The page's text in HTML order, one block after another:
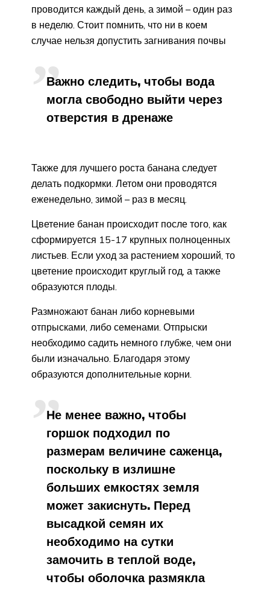
проводится каждый день, а зимой – один раз
в неделю. Стоит помнить, что ни в коем
случае нельзя допустить загнивания почвы
Важно следить, чтобы вода
могла свободно выйти через
отверстия в дренаже
Также для лучшего роста банана следует
делать подкормки. Летом они проводятся
еженедельно, зимой – раз в месяц.
Цветение банан происходит после того, как
сформируется 15-17 крупных полноценных
листьев. Если уход за растением хороший, то
цветение происходит круглый год, а также
образуются плоды.
Размножают банан либо корневыми
отпрысками, либо семенами. Отпрыски
необходимо садить немного глубже, чем они
были изначально. Благодаря этому
образуются дополнительные корни.
Не менее важно, чтобы
горшок подходил по
размерам величине саженца,
поскольку в излишне
больших емкостях земля
может закиснуть. Перед
высадкой семян их
необходимо на сутки
замочить в теплой воде,
чтобы оболочка размякла